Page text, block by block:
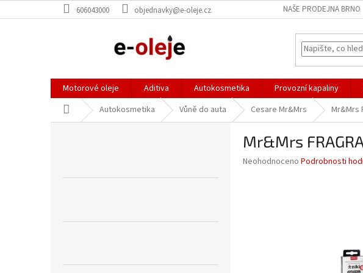
na
606043000 objednavky@e-oleje.cz NAŠE PRODEJNA BRNO
Motorové oleje Aditiva Autokosmetika Provozní kapaliny
Domů Autokosmetika Vůně do auta Cesare Mr&Mrs Mr&Mrs
Mr&Mrs
Průměrné
Neohodnoceno Podrobnosti